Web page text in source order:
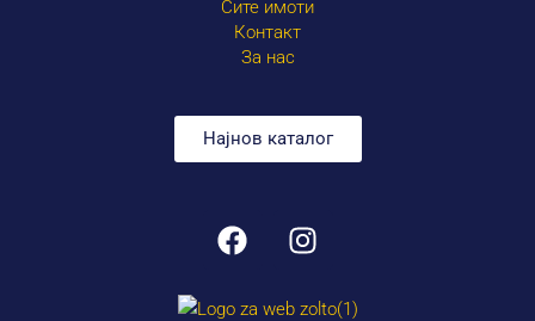
Сите имоти
Контакт
За нас
Најнов каталог